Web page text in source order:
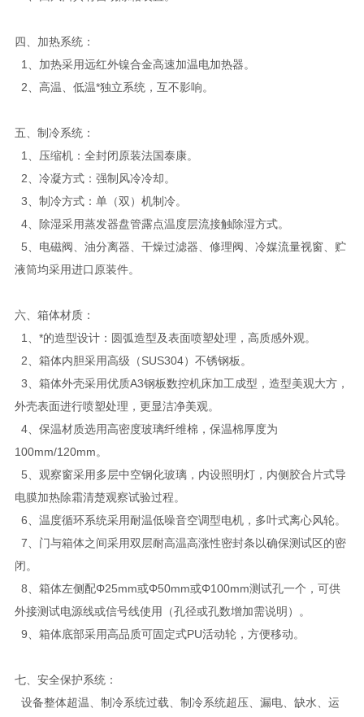
四、加热系统：
1、加热采用远红外镍合金高速加温电加热器。
2、高温、低温*独立系统，互不影响。
五、制冷系统：
1、压缩机：全封闭原装法国泰康。
2、冷凝方式：强制风冷冷却。
3、制冷方式：单（双）机制冷。
4、除湿采用蒸发器盘管露点温度层流接触除湿方式。
5、电磁阀、油分离器、干燥过滤器、修理阀、冷媒流量视窗、贮
液筒均采用进口原装件。
六、箱体材质：
1、*的造型设计：圆弧造型及表面喷塑处理，高质感外观。
2、箱体内胆采用高级（SUS304）不锈钢板。
3、箱体外壳采用优质A3钢板数控机床加工成型，造型美观大方，
外壳表面进行喷塑处理，更显洁净美观。
4、保温材质选用高密度玻璃纤维棉，保温棉厚度为
100mm/120mm。
5、观察窗采用多层中空钢化玻璃，内设照明灯，内侧胶合片式导
电膜加热除霜清楚观察试验过程。
6、温度循环系统采用耐温低噪音空调型电机，多叶式离心风轮。
7、门与箱体之间采用双层耐高温高涨性密封条以确保测试区的密
闭。
8、箱体左侧配Φ25mm或Φ50mm或Φ100mm测试孔一个，可供
外接测试电源线或信号线使用（孔径或孔数增加需说明）。
9、箱体底部采用高品质可固定式PU活动轮，方便移动。
七、安全保护系统：
设备整体超温、制冷系统过载、制冷系统超压、漏电、缺水、运